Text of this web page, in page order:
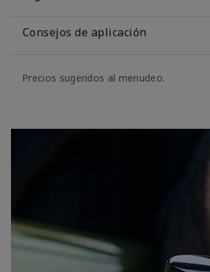
Consejos de aplicación
Precios sugeridos al menudeo.